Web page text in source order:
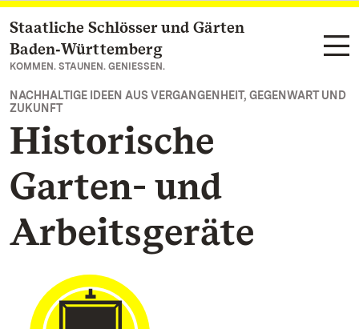
Zum Hauptinhalt springen
Staatliche Schlösser und Gärten
Baden‑Württemberg
KOMMEN. STAUNEN. GENIESSEN.
NACHHALTIGE IDEEN AUS VERGANGENHEIT, GEGENWART UND
ZUKUNFT
Historische
Garten- und
Arbeitsgeräte